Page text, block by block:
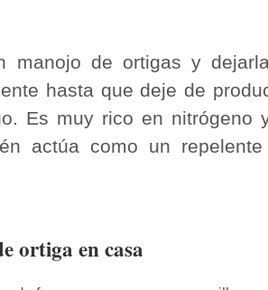
manojo de ortigas y
hasta que deje de
Es muy rico en nitrógeno
actúa como un
ortiga en casa